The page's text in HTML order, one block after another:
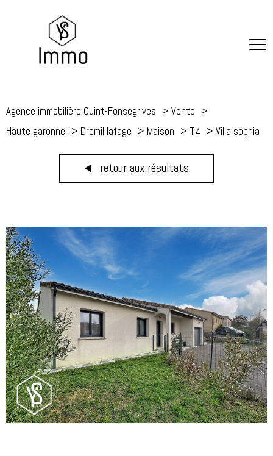
Agence immobilière Quint-Fonsegrives Vente
Haute garonne Dremil lafage Maison T4 Villa sophia
retour aux résultats